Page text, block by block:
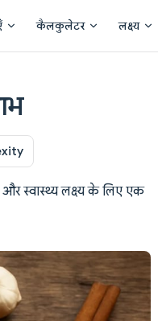
कैलकुलेटर लक्ष्य
और स्वास्थ्य लक्ष्य के लिए एक